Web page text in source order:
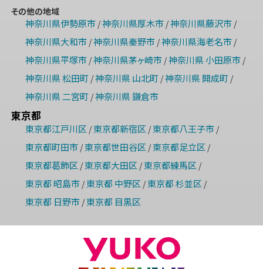
その他の地域
神奈川県伊勢原市/神奈川県厚木市/神奈川県藤沢市/
神奈川県大和市/神奈川県秦野市/神奈川県海老名市/
神奈川県平塚市/神奈川県茅ヶ崎市/神奈川県 小田原市/
神奈川県 松田町/神奈川県 山北町/神奈川県 開成町/
神奈川県 二宮町/神奈川県 鎌倉市
東京都
東京都江戸川区 / 東京都新宿区 / 東京都八王子市/
東京都町田市/ 東京都世田谷区 / 東京都足立区 /
東京都葛飾区 / 東京都大田区 / 東京都練馬区 /
東京都 昭島市/ 東京都 中野区 / 東京都 杉並区 /
東京都 日野市/ 東京都 目黒区